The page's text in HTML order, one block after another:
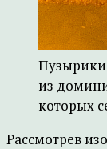
Пузырики
из
которых
Рассмотрев